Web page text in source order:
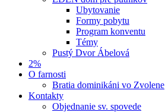
Ubytovanie
Formy pobytu
Program konventu
Témy
Pustý Dvor Ábelová
2%
O farnosti
Bratia dominikáni vo Zvolene
Kontakty
Objednanie sv. spovede